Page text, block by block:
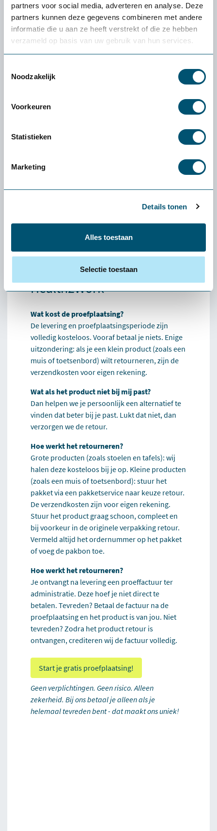
partners voor social media, adverteren en analyse. Deze
partners kunnen deze gegevens combineren met andere
informatie die u aan ze heeft verstrekt of die ze hebben
verzameld op basis van uw gebruik van hun services.
Noodzakelijk
Voorkeuren
Statistieken
Marketing
Details tonen
Alles toestaan
Selectie toestaan
Ervaren of een product
écht bij jou past: degratis
proefplaatsing van
Health2Work
Wat kost de proefplaatsing?
De levering en proefplaatsingsperiode zijn
volledig kosteloos. Vooraf betaal je niets. Enige
uitzondering: als je een klein product (zoals een
muis of toetsenbord) wilt retourneren, zijn de
verzendkosten voor eigen rekening.
Wat als het product niet bij mij past?
Dan helpen we je persoonlijk een alternatief te
vinden dat beter bij je past. Lukt dat niet, dan
verzorgen we de retour.
Hoe werkt het retourneren?
Grote producten (zoals stoelen en tafels): wij
halen deze kosteloos bij je op. Kleine producten
(zoals een muis of toetsenbord): stuur het
pakket via een pakketservice naar keuze retour.
De verzendkosten zijn voor eigen rekening.
Stuur het product graag schoon, compleet en
bij voorkeur in de originele verpakking retour.
Vermeld altijd het ordernummer op het pakket
of voeg de pakbon toe.
Hoe werkt het retourneren?
Je ontvangt na levering een proeffactuur ter
administratie. Deze hoef je niet direct te
betalen. Tevreden? Betaal de factuur na de
proefplaatsing en het product is van jou. Niet
tevreden? Zodra het product retour is
ontvangen, crediteren wij de factuur volledig.
Start je gratis proefplaatsing!
Geen verplichtingen. Geen risico. Alleen
zekerheid. Bij ons betaal je alleen als je
helemaal tevreden bent - dat maakt ons uniek!